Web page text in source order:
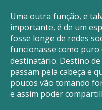
Uma outra função, e
importante, é de um
fosse longe de redes
funcionasse como puro
destinatário. Destino de
passam pela cabeça e
poucos vão tomando
e assim poder